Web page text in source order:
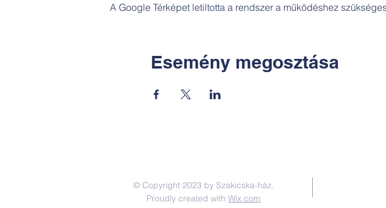
A Google Térképet letiltotta a rendszer a működéshez
Esemény megosztása
© Copyright 2023 by Szakicska-ház.
Proudly created with Wix.com